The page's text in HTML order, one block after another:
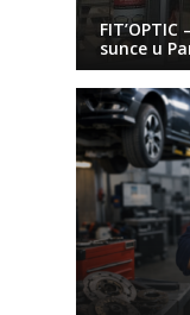
sunce u